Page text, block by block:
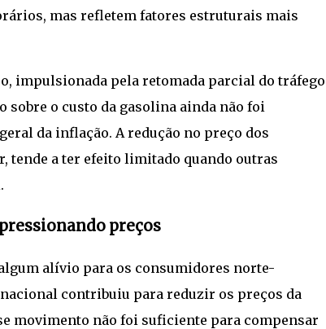
mas refletem fatores estruturais mais
impulsionada pela retomada parcial do tráfego
o custo da gasolina ainda não foi
da inflação. A redução no preço dos
tende a ter efeito limitado quando outras
preços
alívio para os consumidores norte-
contribuiu para reduzir os preços da
movimento não foi suficiente para compensar